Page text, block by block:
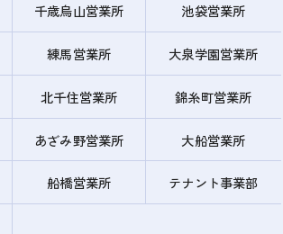
千歳烏山営業所 池袋営業所
練馬営業所 大泉学園営業所
北千住営業所 錦糸町営業所
あざみ野営業所 大船営業所
船橋営業所 テナント事業部